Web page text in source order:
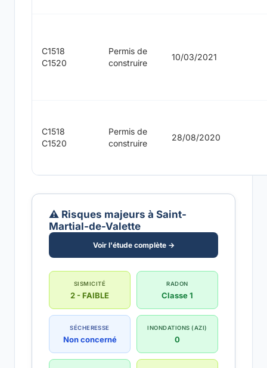
C1518
C1520
Permis de
construire
10/03/2021
C1518
C1520
Permis de
construire
28/08/2020
⚠️ Risques majeurs à Saint-
Martial-de-Valette
Voir l'étude complète →
SISMICITÉ
2 - FAIBLE
RADON
Classe 1
SÉCHERESSE
Non concerné
INONDATIONS (AZI)
0